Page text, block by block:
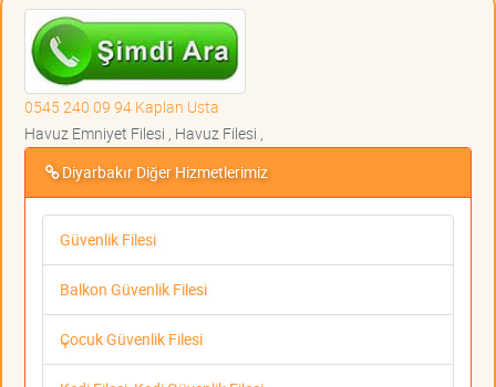
0545 240 09 94 Kaplan Usta
Havuz Emniyet Filesi , Havuz Filesi ,
Diyarbakır Diğer Hizmetlerimiz
Güvenlik Filesi
Balkon Güvenlik Filesi
Çocuk Güvenlik Filesi